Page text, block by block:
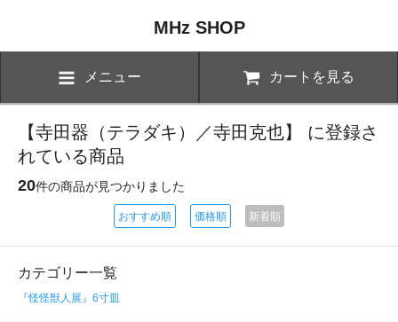
MHz SHOP
メニュー カートを見る
【寺田器（テラダキ）／寺田克也】 に登録さ
れている商品
20件の商品が見つかりました
おすすめ順 価格順 新着順
カテゴリー一覧
『怪怪獣人展』6寸皿